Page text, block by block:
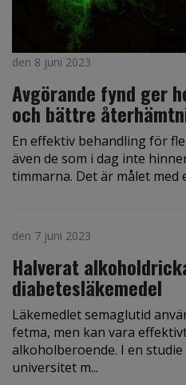
den 8 juni 2023
Avgörande fynd ger
och bättre
En effektiv behandling för
även de som i dag inte
timmarna. Det är målet med
den 7 juni 2023
Halverat
diabetesläkemedel
Läkemedlet semaglutid
fetma, men kan vara
alkoholberoende. I en
universitet m...